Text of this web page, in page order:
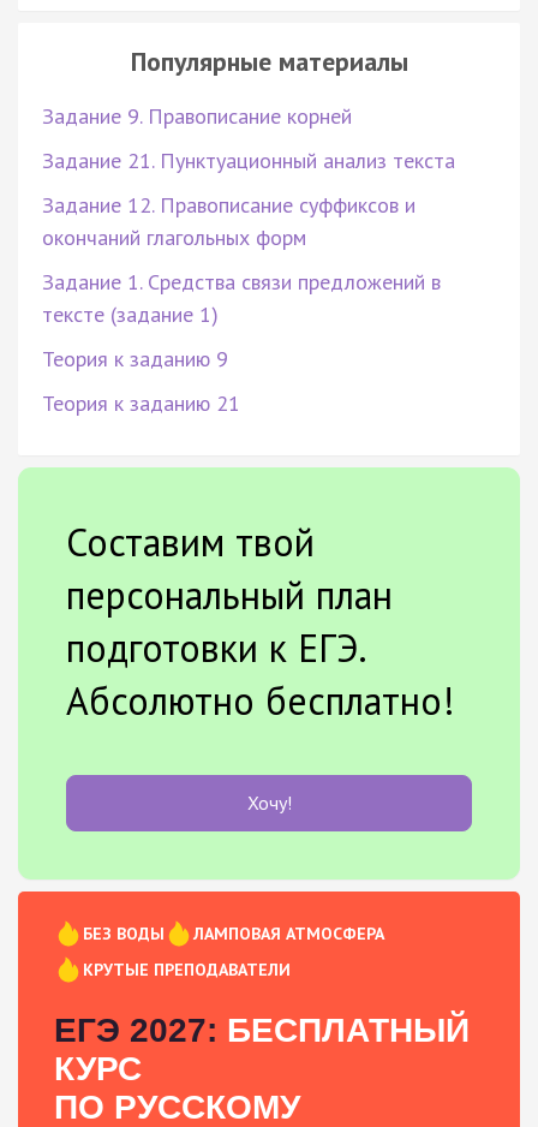
Популярные материалы
Задание 9. Правописание корней
Задание 21. Пунктуационный анализ текста
Задание 12. Правописание суффиксов и
окончаний глагольных форм
Задание 1. Средства связи предложений в
тексте (задание 1)
Теория к заданию 9
Теория к заданию 21
Составим твой
персональный план
подготовки к ЕГЭ.
Абсолютно бесплатно!
Хочу!
БЕЗ ВОДЫ
ЛАМПОВАЯ АТМОСФЕРА
КРУТЫЕ ПРЕПОДАВАТЕЛИ
ЕГЭ 2027: БЕСПЛАТНЫЙ
КУРС
ПО РУССКОМУ